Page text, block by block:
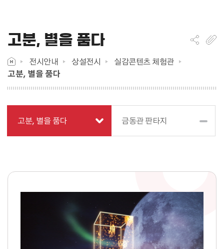
고분, 별을 품다
전시안내 상설전시 실감콘텐츠 체험관
고분, 별을 품다
고분, 별을 품다 금동관 판타지